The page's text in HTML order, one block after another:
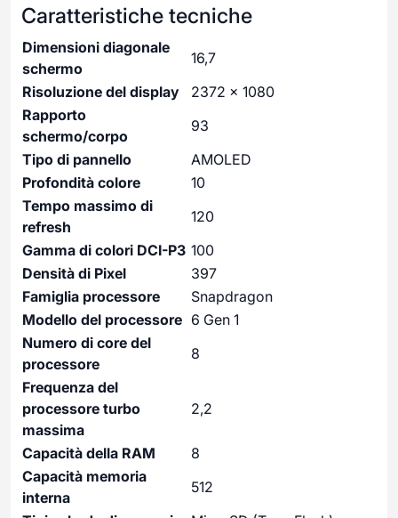
Caratteristiche tecniche
Dimensioni diagonale
schermo
16,7
Risoluzione del display
2372 x 1080
Rapporto
schermo/corpo
93
Tipo di pannello
AMOLED
Profondità colore
10
Tempo massimo di
refresh
120
Gamma di colori DCI-P3 100
Densità di Pixel
397
Famiglia processore
Snapdragon
Modello del processore 6 Gen 1
Numero di core del
processore
8
Frequenza del
processore turbo
massima
2,2
Capacità della RAM
8
Capacità memoria
interna
512